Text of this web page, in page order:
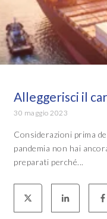
Alleggerisci il
30 maggio 2023
Considerazioni prima
pandemia non hai
preparati perché...